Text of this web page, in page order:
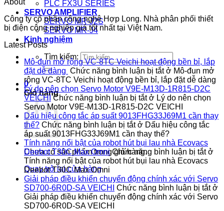
PLC FX3U SERIES
SERVO AMPLIFIER
SERVO MR-J2S
SERVO MR-J4
Kinh nghiệm
Tìm kiếm:
0
Giỏ hàng
Chưa có sản phẩm trong giỏ hàng.
Quay trở lại cửa hàng
About
Công ty cổ phần công nghệ Hợp Long. Nhà phân phối thiết
bị điện công nghiệp giá tốt nhất tại Việt Nam.
Latest Posts
Mô-đun mở rộng VC-8TC Veichi hoạt động bền bỉ, lắp
đặt dễ dàng Chức năng bình luận bị tắtở Mô-đun mở
rộng VC-8TC Veichi hoạt động bền bỉ, lắp đặt dễ dàng
Lý do nên chọn Servo Motor V9E-M13D-1R815-D2C
VEICHI Chức năng bình luận bị tắtở Lý do nên chọn
Servo Motor V9E-M13D-1R815-D2C VEICHI
Dấu hiệu công tắc áp suất 9013FHG33J69M1 cần thay
thế? Chức năng bình luận bị tắtở Dấu hiệu công tắc
áp suất 9013FHG33J69M1 cần thay thế?
Tính năng nổi bật của robot hút bụi lau nhà Ecovacs
Deebot T30C Max Omni Chức năng bình luận bị tắtở
Tính năng nổi bật của robot hút bụi lau nhà Ecovacs
Deebot T30C Max Omni
Giải pháp điều khiển chuyển động chính xác với Servo
SD700-6R0D-SA VEICHI
Chức năng bình luận bị tắtở
Giải pháp điều khiển chuyển động chính xác với Servo
SD700-6R0D-SA VEICHI